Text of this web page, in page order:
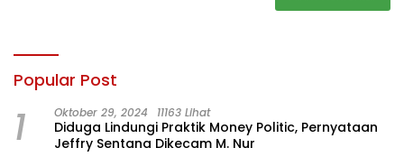
Popular Post
1 Oktober 29, 2024 11163 Lihat
Diduga Lindungi Praktik Money Politic, Pernyataan
Jeffry Sentana Dikecam M. Nur